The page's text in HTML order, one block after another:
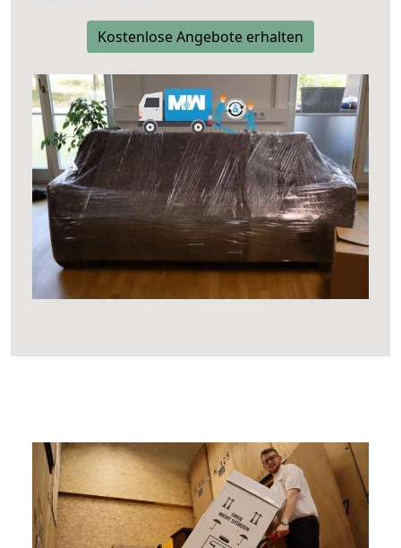
Kostenlose Angebote erhalten